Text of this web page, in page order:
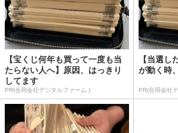
【宝くじ何年も買って一度も当
たらない人へ】原因、はっきり
してます
PR(合同会社デジタルファーム )
【当選し
が動く時
PR(合同会社